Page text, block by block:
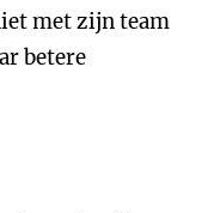
met zijn team
betere